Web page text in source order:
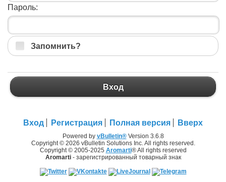
Пароль:
Запомнить?
Вход
Вход Регистрация Полная версия Вверх
Powered by vBulletin®Version 3.6.8
Copyright © 2026 vBulletin Solutions Inc. All rights reserved.
Copyright © 2005-2025 Aromarti® All rights reserved
Aromarti- зарегистрированный товарный знак